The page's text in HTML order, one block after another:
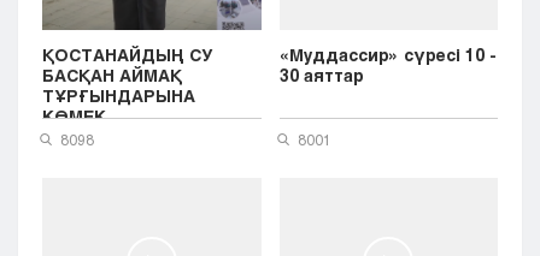
ҚОСТАНАЙДЫҢ СУ
БАСҚАН АЙМАҚ
ТҰРҒЫНДАРЫНА
КӨМЕК
8098
«Муддассир» сүресі 10 -
30 аяттар
8001